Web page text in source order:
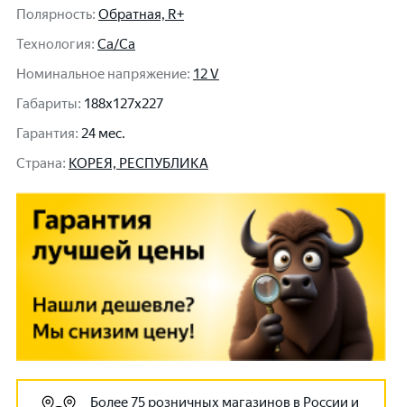
Полярность: Обратная, R+
Технология: Ca/Ca
Номинальное напряжение: 12 V
Габариты: 188x127x227
Гарантия: 24 мес.
Cтрана: КОРЕЯ, РЕСПУБЛИКА
Более 75 розничных магазинов в России и